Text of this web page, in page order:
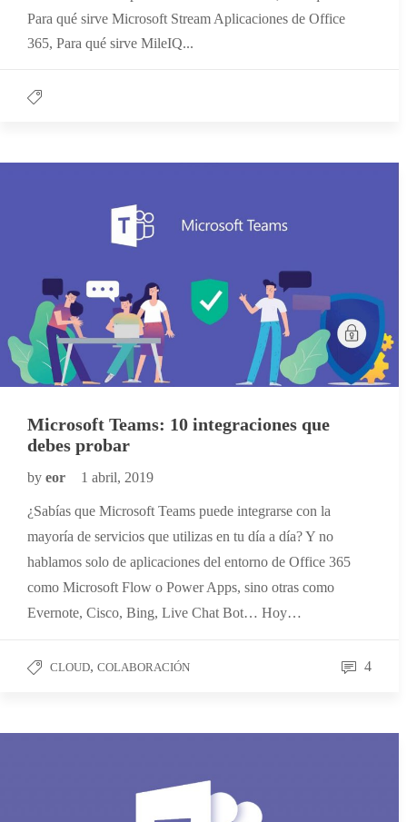
Para qué sirve Microsoft Stream Aplicaciones de Office
365, Para qué sirve MileIQ...
Microsoft Teams: 10 integraciones que
debes probar
by eor 1 abril, 2019
¿Sabías que Microsoft Teams puede integrarse con la
mayoría de servicios que utilizas en tu día a día? Y no
hablamos solo de aplicaciones del entorno de Office 365
como Microsoft Flow o Power Apps, sino otras como
Evernote, Cisco, Bing, Live Chat Bot… Hoy…
CLOUD, COLABORACIÓN 4